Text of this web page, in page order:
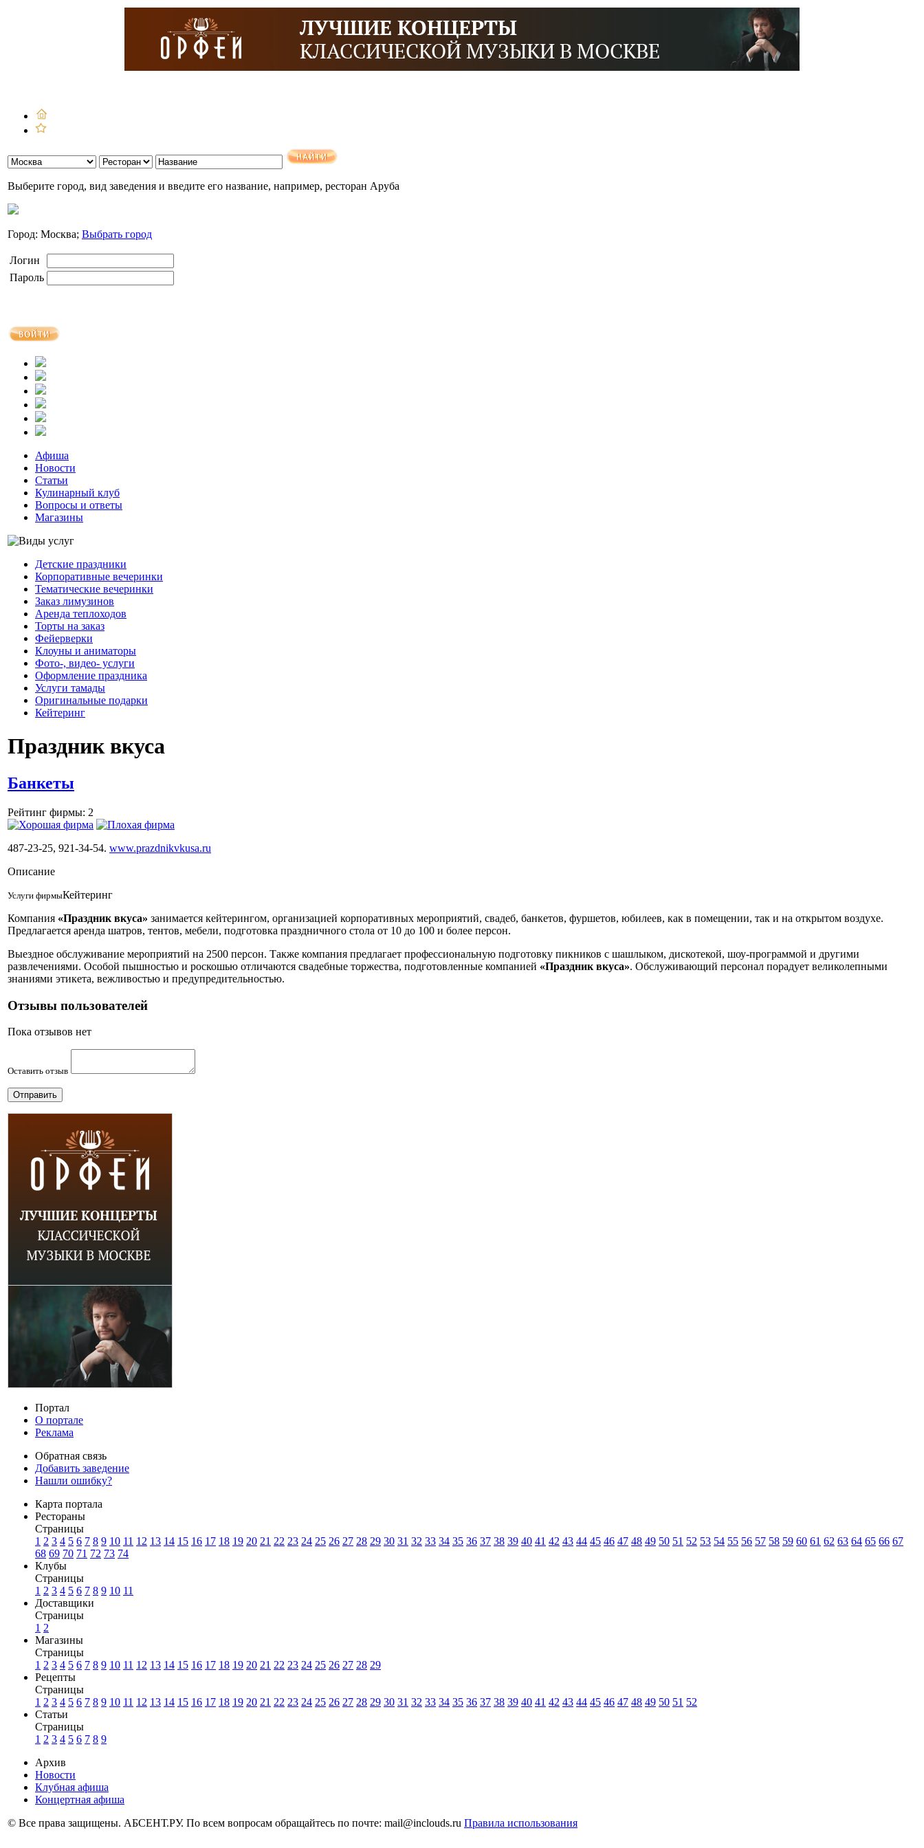
Выберите город, вид заведения и введите его название, например, ресторан Аруба
Город: Москва; Выбрать город
Логин
Пароль
Афиша
Новости
Статьи
Кулинарный клуб
Вопросы и ответы
Магазины
Детские праздники
Корпоративные вечеринки
Тематические вечеринки
Заказ лимузинов
Аренда теплоходов
Торты на заказ
Фейерверки
Клоуны и аниматоры
Фото-, видео- услуги
Оформление праздника
Услуги тамады
Оригинальные подарки
Кейтеринг
Праздник вкуса
Банкеты
Рейтинг фирмы: 2
487-23-25, 921-34-54. www.prazdnikvkusa.ru
Описание
Услуги фирмыКейтеринг
Компания «Праздник вкуса» занимается кейтерингом, организацией корпоративных мероприятий, свадеб, банкетов, фуршетов, юбилеев, как в помещении, так и на открытом воздухе.
Предлагается аренда шатров, тентов, мебели, подготовка праздничного стола от 10 до 100 и более персон.
Выездное обслуживание мероприятий на 2500 персон. Также компания предлагает профессиональную подготовку пикников с шашлыком, дискотекой, шоу-программой и другими
развлечениями. Особой пышностью и роскошью отличаются свадебные торжества, подготовленные компанией «Праздник вкуса». Обслуживающий персонал порадует великолепными
знаниями этикета, вежливостью и предупредительностью.
Отзывы пользователей
Пока отзывов нет
Оставить отзыв
Портал
О портале
Реклама
Обратная связь
Добавить заведение
Нашли ошибку?
Карта портала
Рестораны
Страницы
1 2 3 4 5 6 7 8 9 10 11 12 13 14 15 16 17 18 19 20 21 22 23 24 25 26 27 28 29 30 31 32 33 34 35 36 37 38 39 40 41 42 43 44 45 46 47 48 49 50 51 52 53 54 55 56 57 58 59 60 61 62 63 64 65 66 67
68 69 70 71 72 73 74
Клубы
Страницы
1 2 3 4 5 6 7 8 9 10 11
Доставщики
Страницы
1 2
Магазины
Страницы
1 2 3 4 5 6 7 8 9 10 11 12 13 14 15 16 17 18 19 20 21 22 23 24 25 26 27 28 29
Рецепты
Страницы
1 2 3 4 5 6 7 8 9 10 11 12 13 14 15 16 17 18 19 20 21 22 23 24 25 26 27 28 29 30 31 32 33 34 35 36 37 38 39 40 41 42 43 44 45 46 47 48 49 50 51 52
Статьи
Страницы
1 2 3 4 5 6 7 8 9
Архив
Новости
Клубная афиша
Концертная афиша
© Все права защищены. АБСЕНТ.РУ. По всем вопросам обращайтесь по почте: mail@inclouds.ru Правила использования